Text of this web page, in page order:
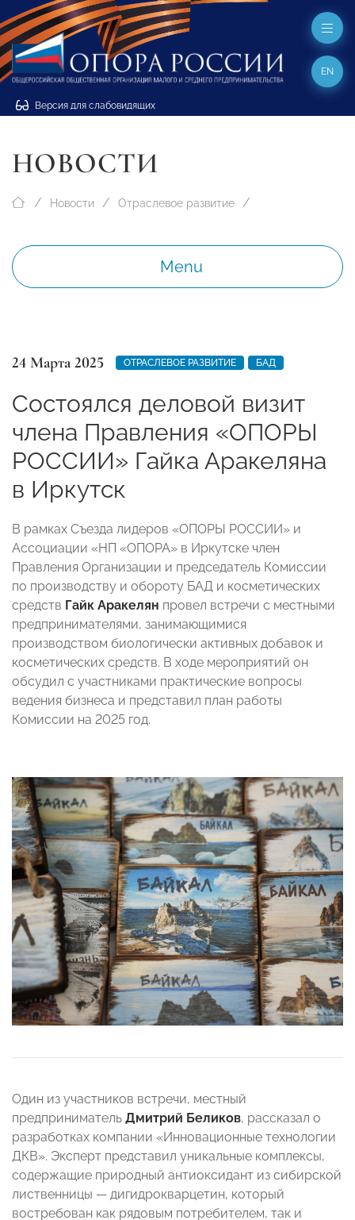
Версия для слабовидящих
EN
НОВОСТИ
Новости Отраслевое развитие
Menu
24 Марта 2025 ОТРАСЛЕВОЕ РАЗВИТИЕ БАД
Состоялся деловой визит
члена Правления «ОПОРЫ
РОССИИ» Гайка Аракеляна
в Иркутск
В рамках Съезда лидеров «ОПОРЫ РОССИИ» и
Ассоциации «НП «ОПОРА» в Иркутске член
Правления Организации и председатель Комиссии
по производству и обороту БАД и косметических
средств Гайк Аракелян провел встречи с местными
предпринимателями, занимающимися
производством биологически активных добавок и
косметических средств. В ходе мероприятий он
обсудил с участниками практические вопросы
ведения бизнеса и представил план работы
Комиссии на 2025 год.
Один из участников встречи, местный
предприниматель Дмитрий Беликов, рассказал о
разработках компании «Инновационные технологии
ДКВ». Эксперт представил уникальные комплексы,
содержащие природный антиоксидант из сибирской
лиственницы — дигидрокварцетин, который
востребован как рядовым потребителем, так и